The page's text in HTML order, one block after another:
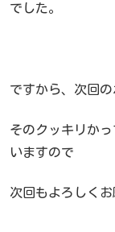
でした。
ですから、次回
そのクッキリか
いますので
次回もよろしく